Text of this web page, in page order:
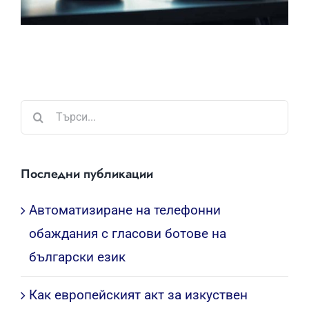
Търсене
...
Последни публикации
Автоматизиране на телефонни
обаждания с гласови ботове на
български език
Как европейският акт за изкуствен